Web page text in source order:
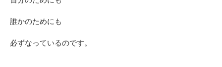
誰かのためにも
必ずなっているのです。